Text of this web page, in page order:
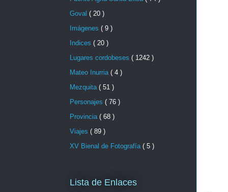
Goval ( 20 )
Imágenes ( 9 )
Indices ( 20 )
Lugares cordobeses ( 1242 )
Mateo Inurria ( 4 )
Mezquita ( 51 )
Personajes ( 76 )
Provincia ( 68 )
Viajes ( 89 )
XV Bienal de Fotografía ( 5 )
Lista de Enlaces